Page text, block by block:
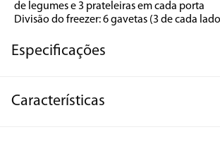
de legumes e 3 prateleiras em cada porta
Divisão do freezer: 6 gavetas (3 de cada
Especificações
Características